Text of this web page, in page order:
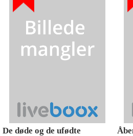
De døde og de ufødte